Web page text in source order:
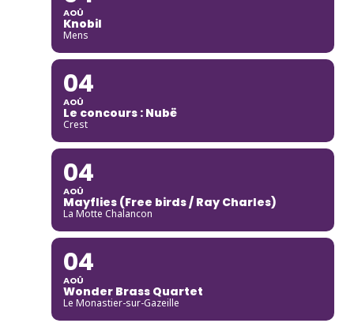
AOÛ
Knobil
Mens
04
AOÛ
Le concours : Nubë
Crest
04
AOÛ
Mayflies (Free birds / Ray Charles)
La Motte Chalancon
04
AOÛ
Wonder Brass Quartet
Le Monastier-sur-Gazeille